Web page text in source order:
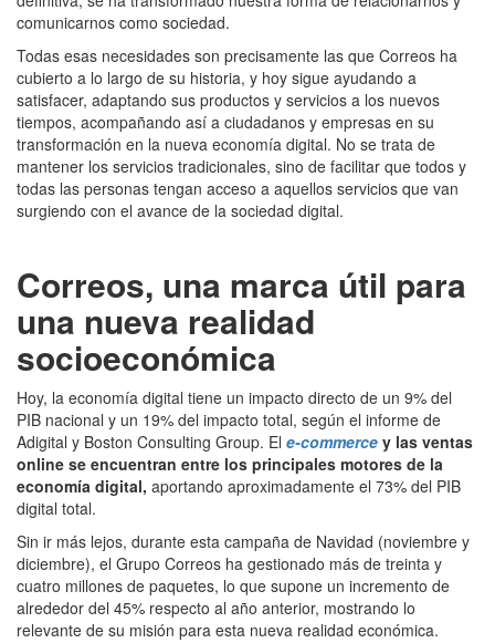
comunicarnos como sociedad.
Todas esas necesidades son precisamente las que Correos ha
cubierto a lo largo de su historia, y hoy sigue ayudando a
satisfacer, adaptando sus productos y servicios a los nuevos
tiempos, acompañando así a ciudadanos y empresas en su
transformación en la nueva economía digital. No se trata de
mantener los servicios tradicionales, sino de facilitar que todos y
todas las personas tengan acceso a aquellos servicios que van
surgiendo con el avance de la sociedad digital.
Correos, una marca útil para
una nueva realidad
socioeconómica
Hoy, la economía digital tiene un impacto directo de un 9% del
PIB nacional y un 19% del impacto total, según el informe de
Adigital y Boston Consulting Group. El e-commerce y las ventas
online se encuentran entre los principales motores de la
economía digital, aportando aproximadamente el 73% del PIB
digital total.
Sin ir más lejos, durante esta campaña de Navidad (noviembre y
diciembre), el Grupo Correos ha gestionado más de treinta y
cuatro millones de paquetes, lo que supone un incremento de
alrededor del 45% respecto al año anterior, mostrando lo
relevante de su misión para esta nueva realidad económica.